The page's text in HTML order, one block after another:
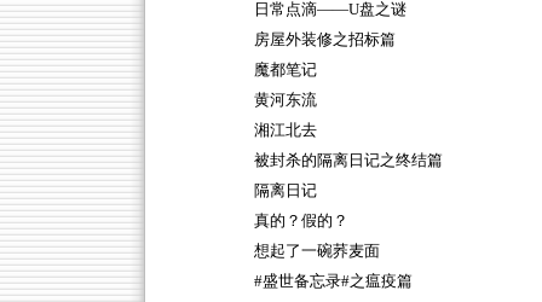
日常点滴——U盘之谜
房屋外装修之招标篇
魔都笔记
黄河东流
湘江北去
被封杀的隔离日记之终结篇
隔离日记
真的？假的？
想起了一碗荞麦面
#盛世备忘录#之瘟疫篇